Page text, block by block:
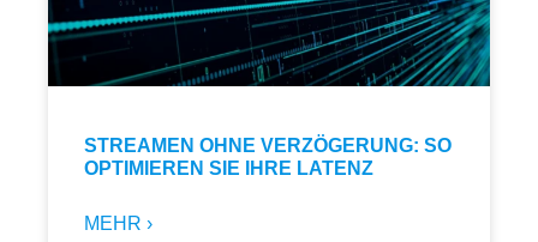
STREAMEN OHNE VERZÖGERUNG: SO
OPTIMIEREN SIE IHRE LATENZ
MEHR ›